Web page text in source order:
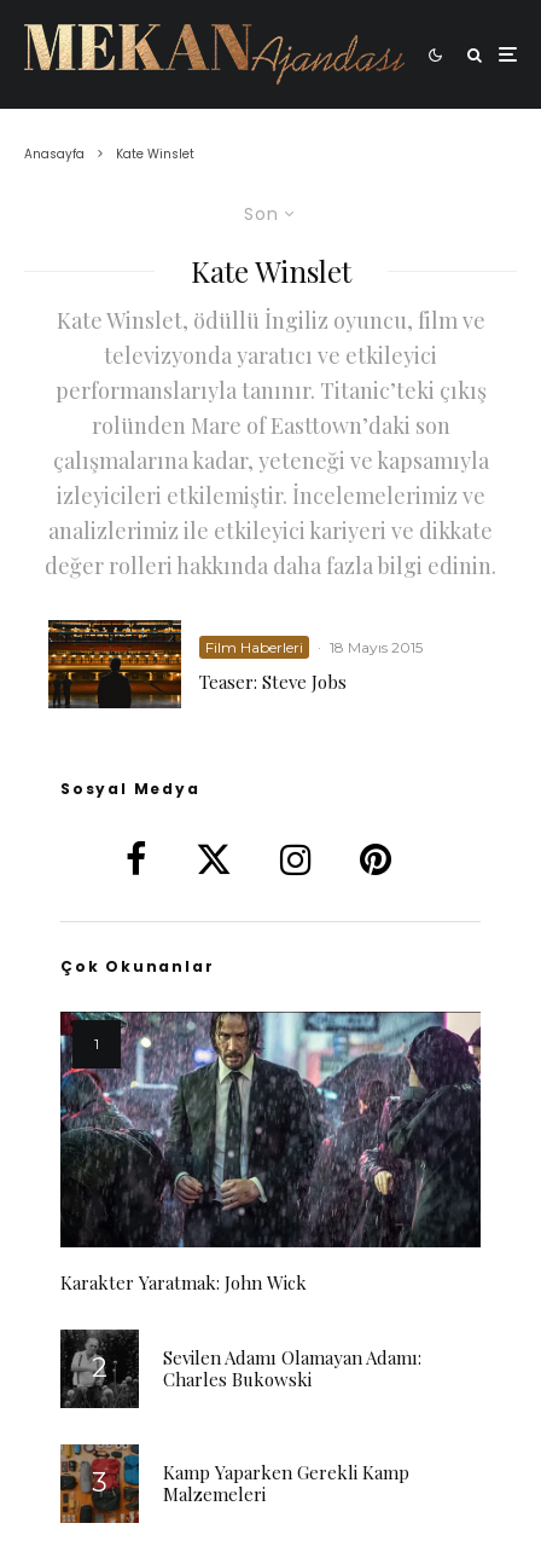
Anasayfa Kate Winslet
Son
Kate Winslet
Kate Winslet, ödüllü İngiliz oyuncu, film ve
televizyonda yaratıcı ve etkileyici
performanslarıyla tanınır. Titanic’teki çıkış
rolünden Mare of Easttown’daki son
çalışmalarına kadar, yeteneği ve kapsamıyla
izleyicileri etkilemiştir. İncelemelerimiz ve
analizlerimiz ile etkileyici kariyeri ve dikkate
değer rolleri hakkında daha fazla bilgi edinin.
Film Haberleri · 18 Mayıs 2015
Teaser: Steve Jobs
Sosyal Medya
Çok Okunanlar
Karakter Yaratmak: John Wick
Sevilen Adamı Olamayan Adamı:
Charles Bukowski
Kamp Yaparken Gerekli Kamp
Malzemeleri